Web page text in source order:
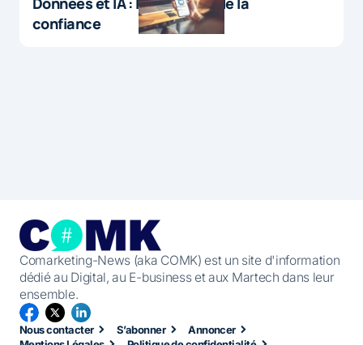
confiance
Comarketing-News (aka COMK) est un site d'information
dédié au Digital, au E-business et aux Martech dans leur
ensemble.
Nous contacter S’abonner
Annoncer